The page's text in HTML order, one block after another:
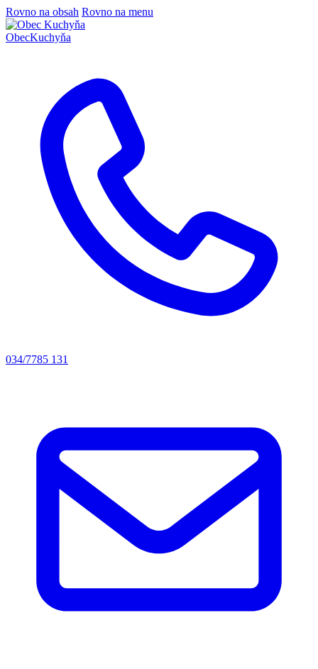
Rovno na obsah Rovno na menu
ObecKuchyňa
034/7785 131